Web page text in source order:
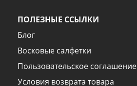
ПОЛЕЗНЫЕ ССЫЛКИ
Блог
Восковые салфетки
Пользовательское соглашение
Условия возврата товара